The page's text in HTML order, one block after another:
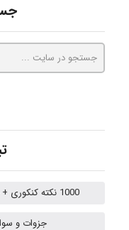
1000 نکته کنکوری + خلاصه جزوات ارشد بهداشت حرفه ای
جزوات و